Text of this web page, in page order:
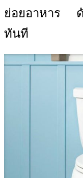
ย่อยอาหาร ดั
ทันที